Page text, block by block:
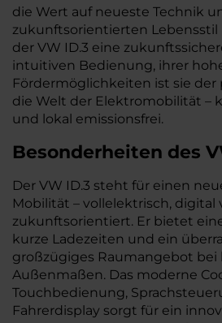
die Wert auf neueste Technik
zukunftsorientierten
der VW ID.3 eine
intuitiven Bedienung, ihrer
Fördermöglichkeiten ist sie der
die Welt der Elektromobilität –
und lokal emissionsfrei.
Besonderheiten des
Der VW ID.3 steht für einen
Mobilität – vollelektrisch, digital
zukunftsorientiert. Er bietet
kurze Ladezeiten und ein
großzügiges Raumangebot
Außenmaßen. Das moderne
Touchbedienung,
Fahrerdisplay sorgt für ein